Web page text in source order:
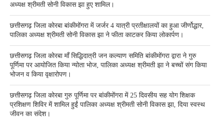
अध्यक्ष श्रीमती सोनी विकास झा हुए शामिल।
छत्तीसगढ़ जिला कोरबा बांकीमोंगरा में जर्जर 4 यात्री प्रतीक्षालयों का हुआ जीर्णोद्धार,
पालिका अध्यक्ष श्रीमती सोनी विकास झा ने फीता काटकर किया लोकार्पण।
छत्तीसगढ़ जिला कोरबा मॉं सिद्धिदात्री जन कल्याण समिति बांकीमोंगरा द्वारा ने गुरु
पूर्णिमा पर आयोजित किया न्योता भोज, पालिका अध्यक्ष श्रीमती झा ने बच्चों संग किया
भोजन व किया वृक्षारोपण।
छत्तीसगढ़ जिला कोरबा गुरु पूर्णिमा पर बांकीमोंगरा में 25 दिवसीय सह योग शिक्षक
प्रशिक्षण शिविर में शामिल हुईं पालिका अध्यक्ष श्रीमती सोनी विकास झा, दिया स्वस्थ
जीवन का संदेश।